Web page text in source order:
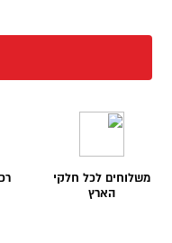
משלוחים לכל חלקי
הארץ